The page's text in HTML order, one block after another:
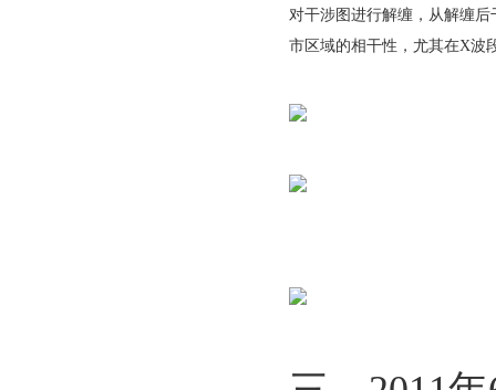
对干涉图进行解缠，从解缠
市区域的相干性，尤其在X波